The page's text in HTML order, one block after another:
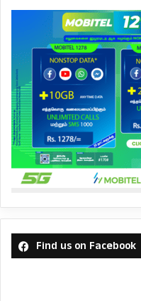
Find us on Facebook